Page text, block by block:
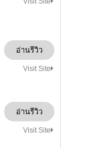
อ่านรีวิว
Visit Site
อ่านรีวิว
Visit Site